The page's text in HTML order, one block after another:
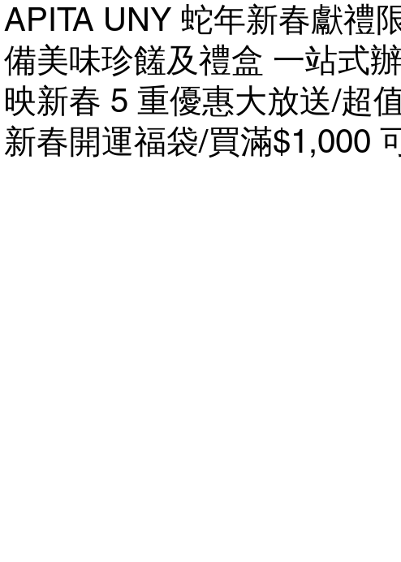
APITA UNY 蛇年新春獻禮
備美味珍饈及禮盒 一站式
映新春 5 重優惠大放送/超
新春開運福袋/買滿$1,000